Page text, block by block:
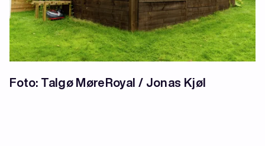
Foto: Talgø MøreRoyal / Jonas Kjøl